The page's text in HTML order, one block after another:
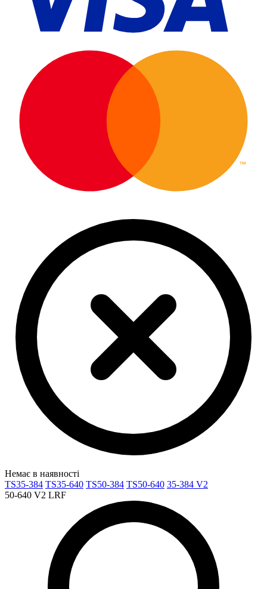
Немає в наявності
TS35-384 TS35-640 TS50-384 TS50-640 35-384 V2
50-640 V2 LRF